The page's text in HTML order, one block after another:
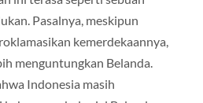
Pasalnya, meskipun
kemerdekaannya,
menguntungkan Belanda.
Indonesia masih